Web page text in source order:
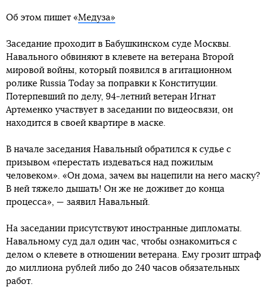
Об этом пишет «Медуза»
Заседание проходит в Бабушкинском суде Москвы.
Навального обвиняют в клевете на ветерана Второй
мировой войны, который появился в агитационном
ролике Russia Today за поправки к Конституции.
Потерпевший по делу, 94-летний ветеран Игнат
Артеменко участвует в заседании по видеосвязи, он
находится в своей квартире в маске.
В начале заседания Навальный обратился к судье с
призывом «перестать издеваться над пожилым
человеком». «Он дома, зачем вы нацепили на него маску?
В ней тяжело дышать! Он же не доживет до конца
процесса», — заявил Навальный.
На заседании присутствуют иностранные дипломаты.
Навальному суд дал один час, чтобы ознакомиться с
делом о клевете в отношении ветерана. Ему грозит штраф
до миллиона рублей либо до 240 часов обязательных
работ.